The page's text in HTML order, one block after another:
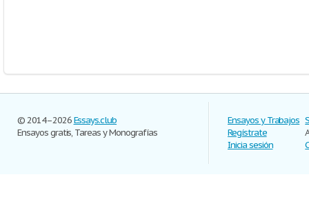
© 2014–2026Essays.club
Ensayos gratis, Tareas y Monografías
Ensayos y Trabajos
Regístrate
Inicia sesión